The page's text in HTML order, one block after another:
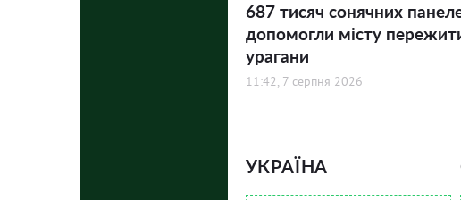
687 тисяч сонячних
допомогли місту
урагани
11:42, 7 серпня 2026
УКРАЇНА